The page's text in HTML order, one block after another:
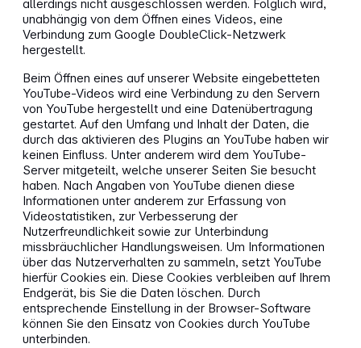
allerdings nicht ausgeschlossen werden. Folglich wird,
unabhängig von dem Öffnen eines Videos, eine
Verbindung zum Google DoubleClick-Netzwerk
hergestellt.
Beim Öffnen eines auf unserer Website eingebetteten
YouTube-Videos wird eine Verbindung zu den Servern
von YouTube hergestellt und eine Datenübertragung
gestartet. Auf den Umfang und Inhalt der Daten, die
durch das aktivieren des Plugins an YouTube haben wir
keinen Einfluss. Unter anderem wird dem YouTube-
Server mitgeteilt, welche unserer Seiten Sie besucht
haben. Nach Angaben von YouTube dienen diese
Informationen unter anderem zur Erfassung von
Videostatistiken, zur Verbesserung der
Nutzerfreundlichkeit sowie zur Unterbindung
missbräuchlicher Handlungsweisen. Um Informationen
über das Nutzerverhalten zu sammeln, setzt YouTube
hierfür Cookies ein. Diese Cookies verbleiben auf Ihrem
Endgerät, bis Sie die Daten löschen. Durch
entsprechende Einstellung in der Browser-Software
können Sie den Einsatz von Cookies durch YouTube
unterbinden.